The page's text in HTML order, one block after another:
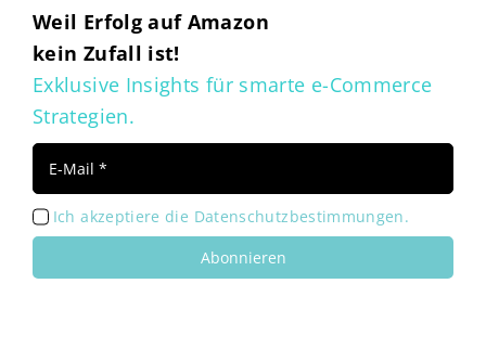
Weil Erfolg auf Amazon
kein Zufall ist!
Exklusive Insights für smarte e-Commerce
Strategien.
Ich akzeptiere die Datenschutzbestimmungen.
Abonnieren